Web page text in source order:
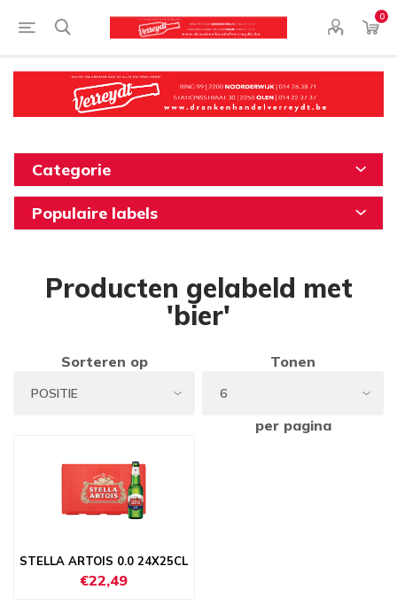
0
Categorie
Populaire labels
Producten gelabeld met
'bier'
Sorteren op Tonen
per pagina
STELLA ARTOIS 0.0 24X25CL
€22,49